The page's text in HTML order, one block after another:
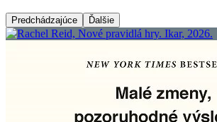
Predchádzajúce Ďalšie